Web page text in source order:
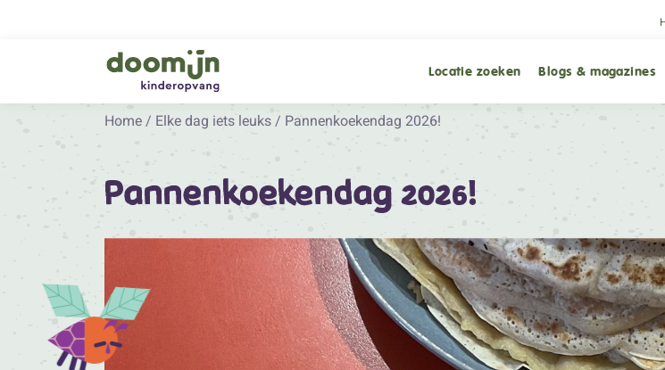
Locatie zoeken Blogs & magazines
Home / Elke dag iets leuks / Pannenkoekendag 2026!
Pannenkoekendag 2026!